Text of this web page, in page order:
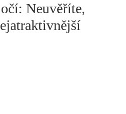
Neuvěříte,